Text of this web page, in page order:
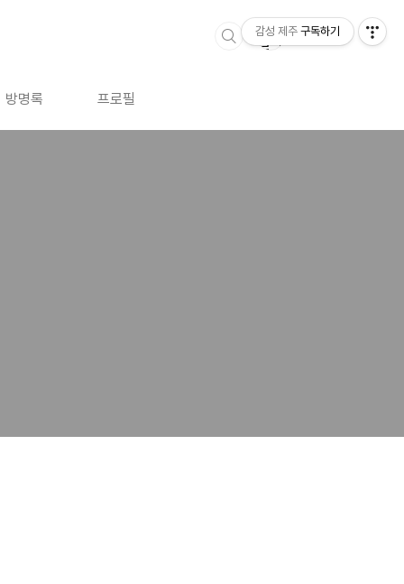
방명록 프로필
감성 제주 구독하기